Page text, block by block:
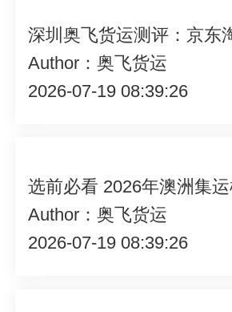
Author：奥飞货运
2026-07-19 08:39:26
Author：奥飞货运
2026-07-19 08:39:26